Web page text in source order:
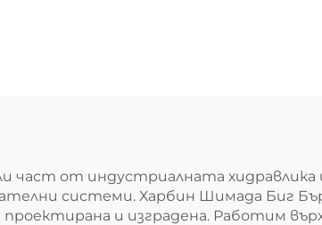
от индустриалната хидравлика
системи. Харбин Шимада Биг
и изградена. Работим